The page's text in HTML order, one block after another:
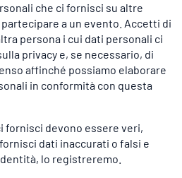
che ci fornisci su altre
a un evento. Accetti di
persona i cui dati personali ci
privacy e, se necessario, di
affinché possiamo elaborare
in conformità con questa
fornisci devono essere veri,
dati inaccurati o falsi e
lo registreremo.